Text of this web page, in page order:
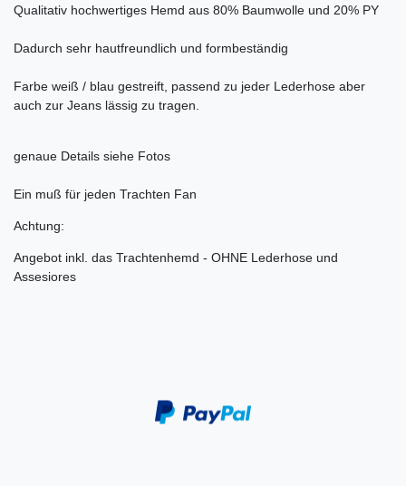
Qualitativ hochwertiges Hemd aus 80% Baumwolle und 20% PY
Dadurch sehr hautfreundlich und formbeständig
Farbe weiß / blau gestreift, passend zu jeder Lederhose aber
auch zur Jeans lässig zu tragen.
genaue Details siehe Fotos
Ein muß für jeden Trachten Fan
Achtung:
Angebot inkl. das Trachtenhemd - OHNE Lederhose und
Assesiores